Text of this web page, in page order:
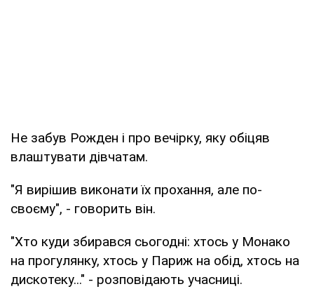
Не забув Рожден і про вечірку, яку обіцяв
влаштувати дівчатам.
"Я вирішив виконати їх прохання, але по-
своєму", - говорить він.
"Хто куди збирався сьогодні: хтось у Монако
на прогулянку, хтось у Париж на обід, хтось на
дискотеку..." - розповідають учасниці.